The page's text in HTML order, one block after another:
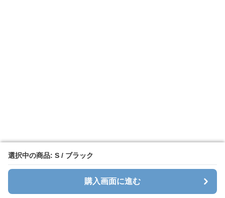
選択中の商品: S / ブラック
購入画面に進む
選択中の商品: S / ブラック
購入画面に進む